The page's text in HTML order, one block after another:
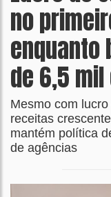
no
enquanto
de 6,5
Mesmo com
receitas
mantém política
de agências